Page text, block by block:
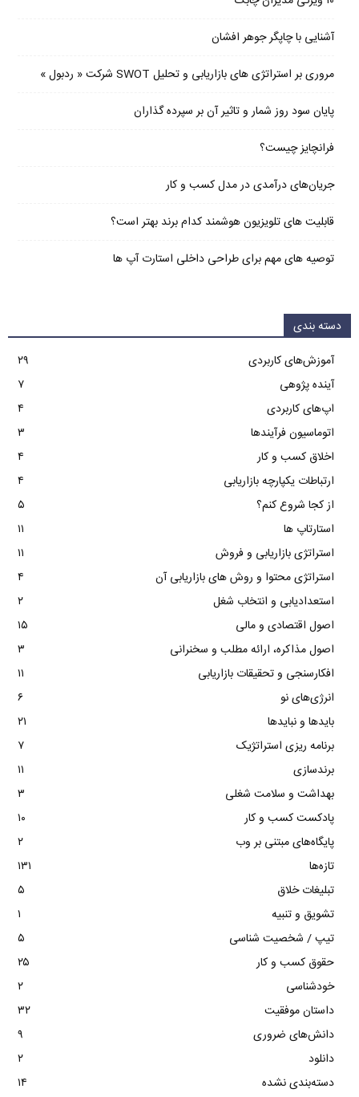
آشنایی با چاپگر جوهر افشان
مروری بر استراتژی های بازاریابی و تحلیل SWOT شرکت « ردبول »
پایان سود روز شمار و تاثیر آن بر سپرده گذاران
فرانچایز چیست؟
جریان‌های درآمدی در مدل کسب و کار
قابلیت های تلویزیون هوشمند کدام برند بهتر است؟
توصیه های مهم برای طراحی داخلی استارت آپ‌ ها
دسته بندی
آموزش‌های کاربردی
۲۹
آینده پژوهی
۷
اپ‌های کاربردی
۴
اتوماسیون فرآیندها
۳
اخلاق کسب و کار
۴
ارتباطات یکپارچه بازاریابی
۴
از کجا شروع کنم؟
۵
استارتاپ ها
۱۱
استراتژی بازاریابی و فروش
۱۱
استراتژی محتوا و روش های بازاریابی آن
۴
استعدادیابی و انتخاب شغل
۲
اصول اقتصادی و مالی
۱۵
اصول مذاکره، ارائه مطلب و سخنرانی
۳
افکارسنجی و تحقیقات بازاریابی
۱۱
انرژی‌های نو
۶
بایدها و نبایدها
۲۱
برنامه ریزی استراتژیک
۷
برندسازی
۱۱
بهداشت و سلامت شغلی
۳
پادکست کسب و کار
۱۰
پایگاه‌های مبتنی بر وب
۲
تازه‌ها
۱۳۱
تبلیغات خلاق
۵
تشویق و تنبیه
۱
تیپ / شخصیت شناسی
۵
حقوق کسب و کار
۲۵
خودشناسی
۲
داستان موفقیت
۳۲
دانش‌های ضروری
۹
دانلود
۲
دسته‌بندی نشده
۱۴